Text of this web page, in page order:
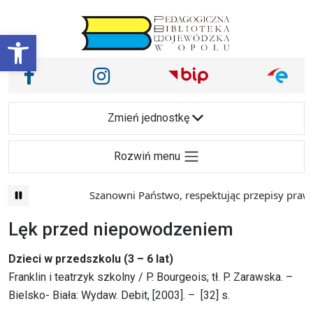
Otwórz pasek narzędzi
Main Navigation
Nasze media społecznościowe i inne
Facebook Instagram
Zmień jednostkę
Rozwiń menu
Szanowni Państwo, respektując przepisy prawa i
Lęk przed niepowodzeniem
Dzieci w przedszkolu (3 – 6 lat)
Franklin i teatrzyk szkolny / P. Bourgeois; tł. P. Zarawska. –
Bielsko- Biała: Wydaw. Debit, [2003]. – [32] s.